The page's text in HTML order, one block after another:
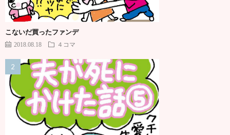
こないだ買ったファンデ
2018.08.18 ４コマ